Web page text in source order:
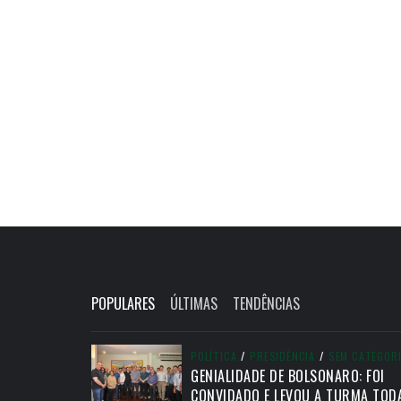
POPULARES ÚLTIMAS TENDÊNCIAS
POLÍTICA / PRESIDÊNCIA / SEM
GENIALIDADE DE BOLSONARO: FOI
CONVIDADO E LEVOU A TURMA